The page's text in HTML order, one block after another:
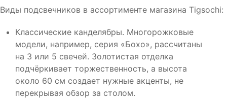
Виды подсвечников в ассортименте магазина Tigsochi:
Классические канделябры. Многорожковые
модели, например, серия «Бохо», рассчитаны
на 3 или 5 свечей. Золотистая отделка
подчёркивает торжественность, а высота
около 60 см создает нужные акценты, не
перекрывая обзор за столом.